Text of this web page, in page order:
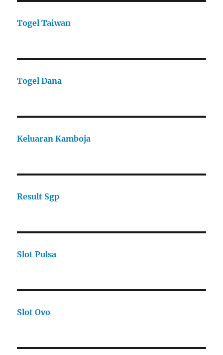
Togel Taiwan
Togel Dana
Keluaran Kamboja
Result Sgp
Slot Pulsa
Slot Ovo